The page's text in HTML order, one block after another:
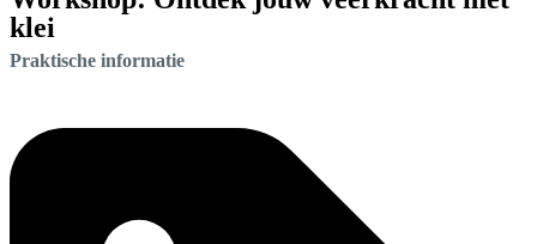
klei
Praktische informatie